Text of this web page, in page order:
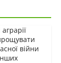
війни